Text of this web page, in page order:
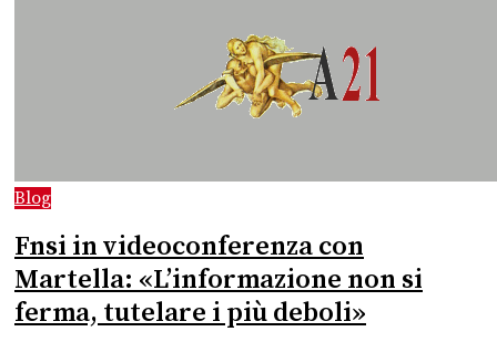
Blog
Fnsi in videoconferenza con
Martella: «L’informazione non si
ferma, tutelare i più deboli»